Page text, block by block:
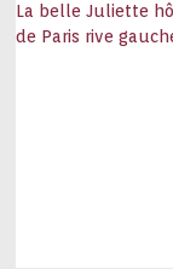
La belle Juliette
de Paris rive